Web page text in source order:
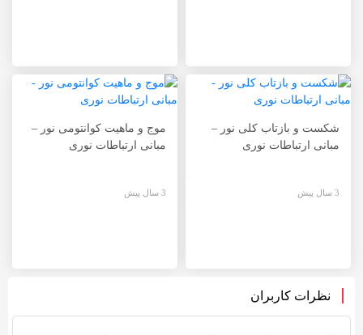
شکست و بازتاب کلی نور –
مبانی ارتباطات نوری
3 سال پیش
موج و ماهیت کوانتومی نور –
مبانی ارتباطات نوری
3 سال پیش
نظرات کاربران